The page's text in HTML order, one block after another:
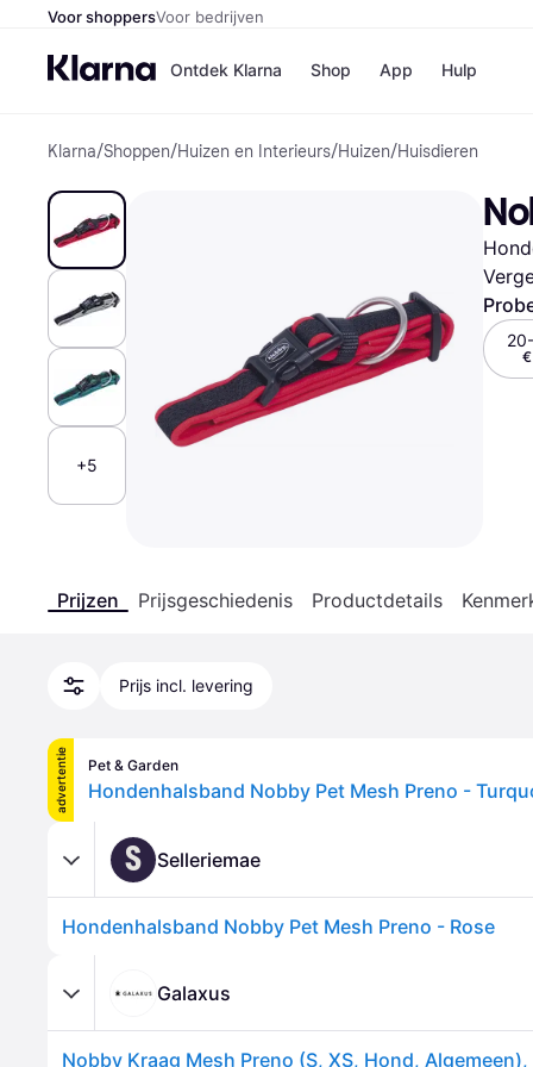
Voor shoppersVoor bedrijven
Ontdek Klarna Shop
Winkels
Bol
H&M
App Hulp
Klarna/Shoppen/Huizen en Interieurs/Huizen/Huisdieren
+5
Prijzen Prijsgeschiedenis Productdetails
Prijs incl. levering
advertentie Pet & Garden
Hondenhalsband Nobby Pet Mesh Preno -
S Selleriemae
Hondenhalsband Nobby Pet Mesh Preno - Rose
Galaxus